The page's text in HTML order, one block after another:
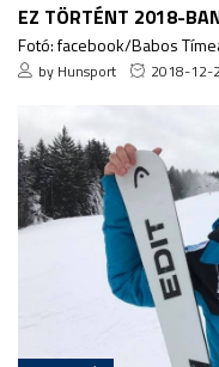
EZ TÖRTÉNT 2018-
Fotó: facebook/Babos
by Hunsport 2018-12-